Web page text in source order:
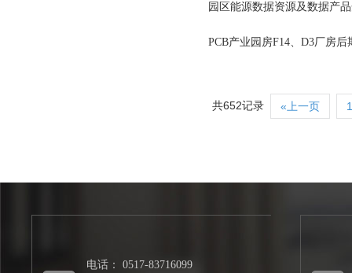
园区能源数据资源及数据产
PCB产业园房F14、D3厂房
共652记录 «上一页 1
电话： 0517-83716099